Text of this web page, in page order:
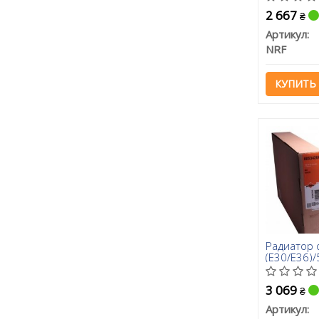
2 667 ₴
Артикул:
NRF
КУПИТЬ
Радиатор
(E30/
3 069 ₴
Артикул: